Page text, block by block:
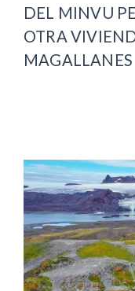
DEL MINVU
OTRA
MAGALLANES